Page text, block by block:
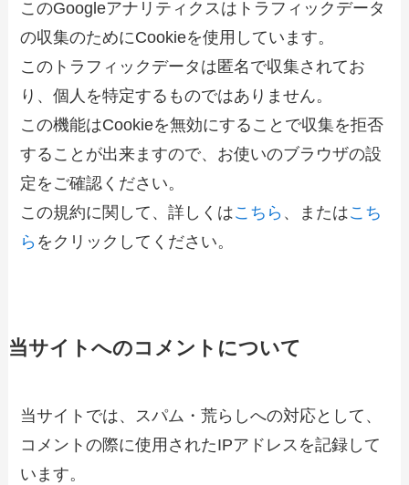
このGoogleアナリティクスはトラフィックデータ
の収集のためにCookieを使用しています。
このトラフィックデータは匿名で収集されてお
り、個人を特定するものではありません。
この機能はCookieを無効にすることで収集を拒否
することが出来ますので、お使いのブラウザの設
定をご確認ください。
この規約に関して、詳しくはこちら 、またはこち
ら をクリックしてください。
当サイトへのコメントについて
当サイトでは、スパム・荒らしへの対応として、
コメントの際に使用されたIPアドレスを記録して
います。